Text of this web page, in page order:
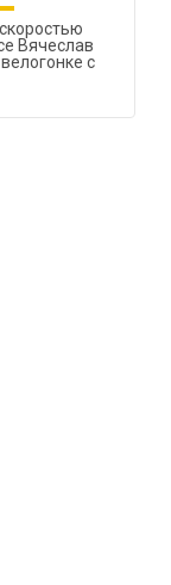
Вячеслав
с